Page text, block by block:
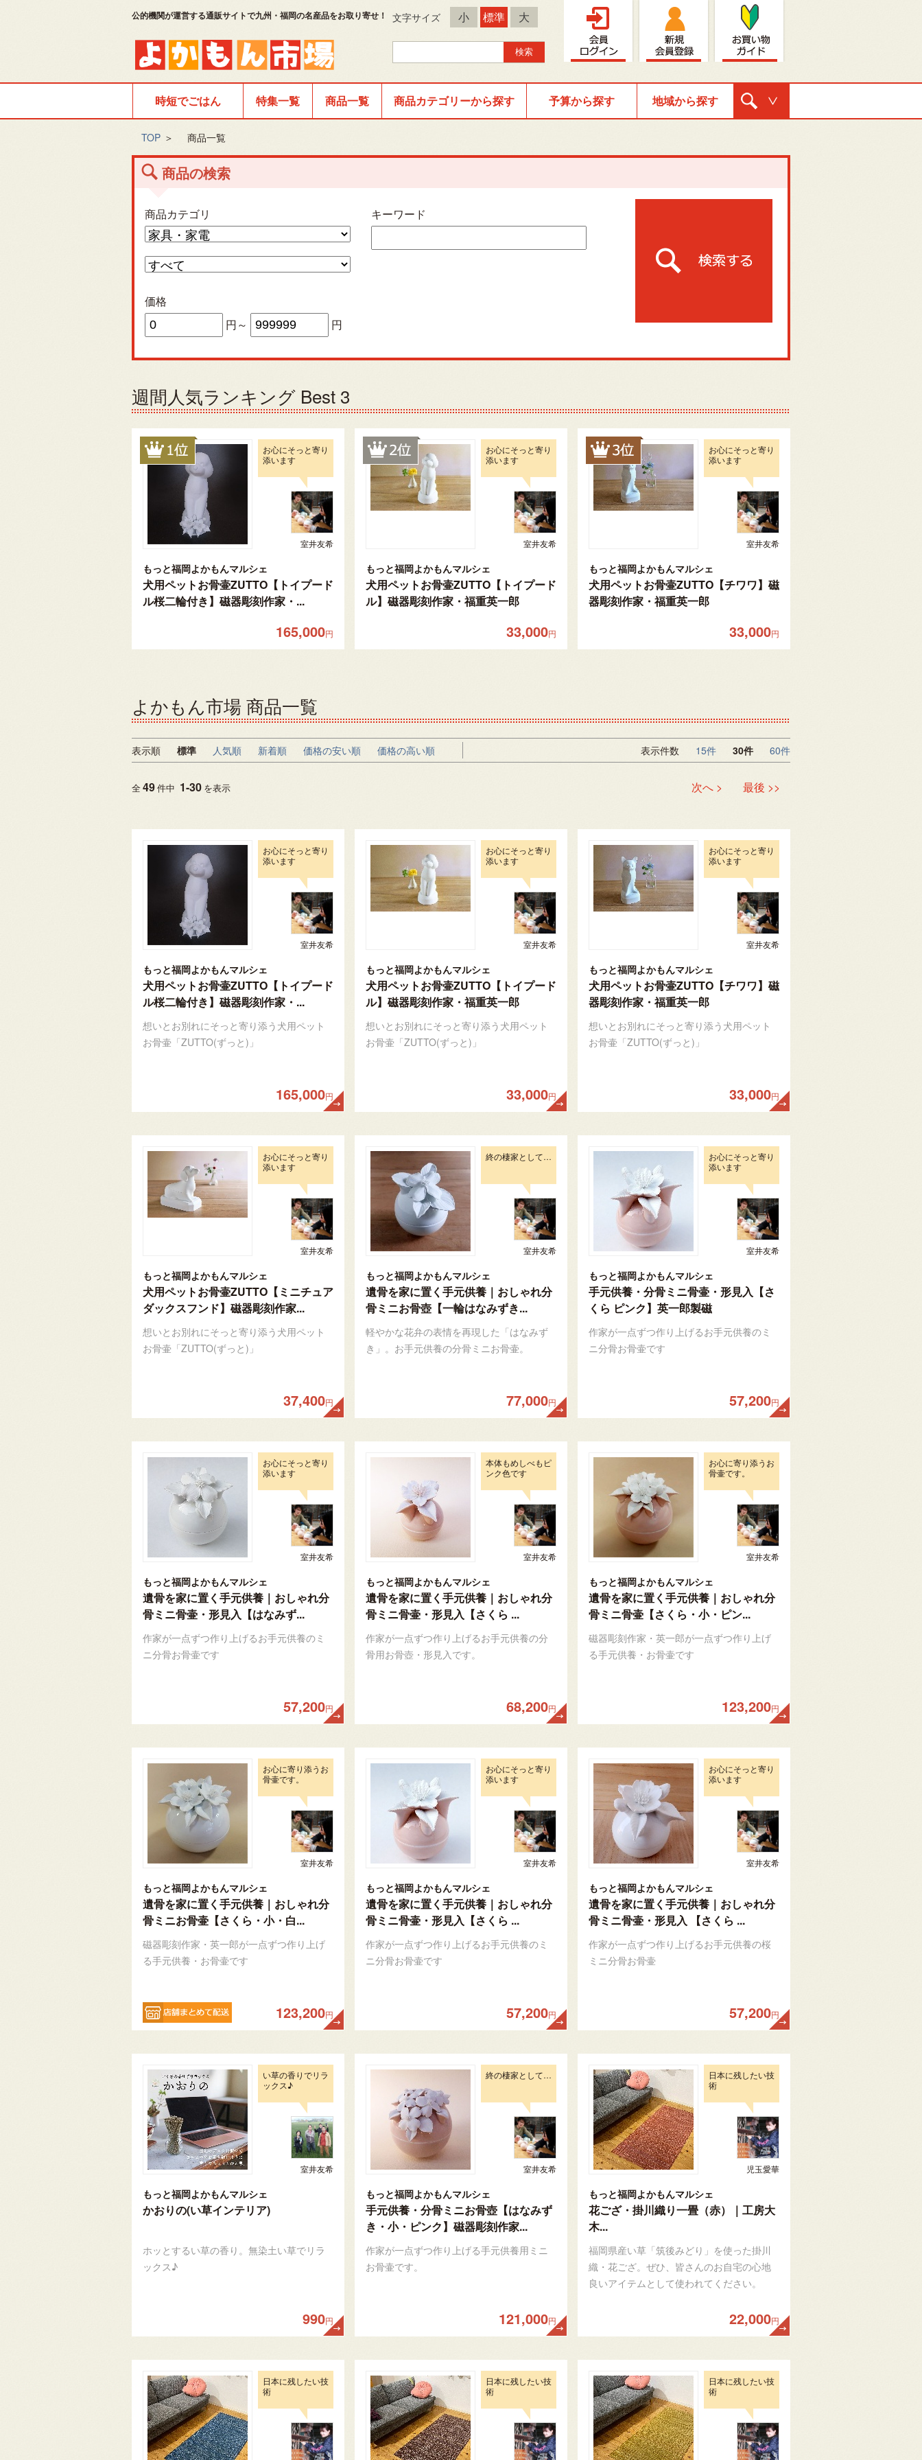
公的機関が運営する通販サイトで九州・福岡の名産品をお取り寄せ！ 文字サイズ 小 標準 大
時短でごはん 特集一覧 商品一覧 商品カテゴリーから探す 予算から探す 地域から探す
TOP ＞ 商品一覧
商品の検索
商品カテゴリ キーワード
価格
円～
円
週間人気ランキング Best 3
お心にそっと寄り
添います
室井友希
もっと福岡よかもんマルシェ
犬用ペットお骨壷ZUTTO【トイプード
ル桜二輪付き】磁器彫刻作家・...
165,000円
お心にそっと寄り
添います
室井友希
もっと福岡よかもんマルシェ
犬用ペットお骨壷ZUTTO【トイプード
ル】磁器彫刻作家・福重英一郎
33,000円
お心にそっと寄り
添います
室井友希
もっと福岡よかもんマルシェ
犬用ペットお骨壷ZUTTO【チワワ】磁
器彫刻作家・福重英一郎
33,000円
よかもん市場 商品一覧
表示順 標準 人気順 新着順 価格の安い順 価格の高い順 表示件数 15件 30件 60件
全49件中 1-30 を表示 次へ > 最後 >>
お心にそっと寄り
添います
室井友希
もっと福岡よかもんマルシェ
犬用ペットお骨壷ZUTTO【トイプード
ル桜二輪付き】磁器彫刻作家・...
想いとお別れにそっと寄り添う犬用ペット
お骨壷「ZUTTO(ずっと)」
165,000円
お心にそっと寄り
添います
室井友希
もっと福岡よかもんマルシェ
犬用ペットお骨壷ZUTTO【トイプード
ル】磁器彫刻作家・福重英一郎
想いとお別れにそっと寄り添う犬用ペット
お骨壷「ZUTTO(ずっと)」
33,000円
お心にそっと寄り
添います
室井友希
もっと福岡よかもんマルシェ
犬用ペットお骨壷ZUTTO【チワワ】磁
器彫刻作家・福重英一郎
想いとお別れにそっと寄り添う犬用ペット
お骨壷「ZUTTO(ずっと)」
33,000円
お心にそっと寄り
添います
室井友希
もっと福岡よかもんマルシェ
犬用ペットお骨壷ZUTTO【ミニチュア
ダックスフンド】磁器彫刻作家...
想いとお別れにそっと寄り添う犬用ペット
お骨壷「ZUTTO(ずっと)」
37,400円
終の棲家として…
室井友希
もっと福岡よかもんマルシェ
遺骨を家に置く手元供養｜おしゃれ分
骨ミニお骨壺【一輪はなみずき...
軽やかな花弁の表情を再現した「はなみず
き」。お手元供養の分骨ミニお骨壷。
77,000円
お心にそっと寄り
添います
室井友希
もっと福岡よかもんマルシェ
手元供養・分骨ミニ骨壷・形見入【さ
くら ピンク】英一郎製磁
作家が一点ずつ作り上げるお手元供養のミ
ニ分骨お骨壷です
57,200円
お心にそっと寄り
添います
室井友希
もっと福岡よかもんマルシェ
遺骨を家に置く手元供養｜おしゃれ分
骨ミニ骨壷・形見入【はなみず...
作家が一点ずつ作り上げるお手元供養のミ
ニ分骨お骨壷です
57,200円
本体もめしべもピ
ンク色です
室井友希
もっと福岡よかもんマルシェ
遺骨を家に置く手元供養｜おしゃれ分
骨ミニ骨壷・形見入【さくら ...
作家が一点ずつ作り上げるお手元供養の分
骨用お骨壺・形見入です。
68,200円
お心に寄り添うお
骨壷です。
室井友希
もっと福岡よかもんマルシェ
遺骨を家に置く手元供養｜おしゃれ分
骨ミニ骨壷【さくら・小・ピン...
磁器彫刻作家・英一郎が一点ずつ作り上げ
る手元供養・お骨壷です
123,200円
お心に寄り添うお
骨壷です。
室井友希
もっと福岡よかもんマルシェ
遺骨を家に置く手元供養｜おしゃれ分
骨ミニお骨壷【さくら・小・白...
磁器彫刻作家・英一郎が一点ずつ作り上げ
る手元供養・お骨壷です
123,200円
お心にそっと寄り
添います
室井友希
もっと福岡よかもんマルシェ
遺骨を家に置く手元供養｜おしゃれ分
骨ミニ骨壷・形見入【さくら ...
作家が一点ずつ作り上げるお手元供養のミ
ニ分骨お骨壷です
57,200円
お心にそっと寄り
添います
室井友希
もっと福岡よかもんマルシェ
遺骨を家に置く手元供養｜おしゃれ分
骨ミニ骨壷・形見入 【さくら ...
作家が一点ずつ作り上げるお手元供養の桜
ミニ分骨お骨壷
57,200円
い草の香りでリラ
ックス♪
室井友希
もっと福岡よかもんマルシェ
かおりの(い草インテリア)
ホッとするい草の香り。無染土い草でリラ
ックス♪
990円
終の棲家として…
室井友希
もっと福岡よかもんマルシェ
手元供養・分骨ミニお骨壺【はなみず
き・小・ピンク】磁器彫刻作家...
作家が一点ずつ作り上げる手元供養用ミニ
お骨壷です。
121,000円
日本に残したい技
術
児玉愛華
もっと福岡よかもんマルシェ
花ござ・掛川織り一畳（赤）｜工房大
木...
福岡県産い草「筑後みどり」を使った掛川
織・花ござ。ぜひ、皆さんのお自宅の心地
良いアイテムとして使われてください。
22,000円
日本に残したい技
術
日本に残したい技
術
日本に残したい技
術